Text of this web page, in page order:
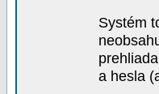
Systém
a hesla